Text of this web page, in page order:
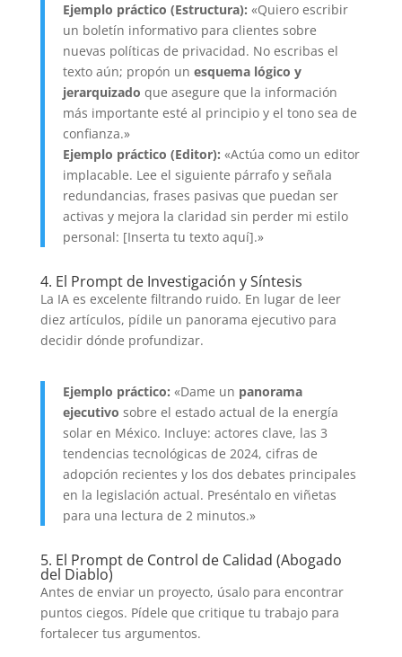
Ejemplo práctico (Estructura): «Quiero escribir
un boletín informativo para clientes sobre
nuevas políticas de privacidad. No escribas el
texto aún; propón un esquema lógico y
jerarquizado que asegure que la información
más importante esté al principio y el tono sea de
confianza.»
Ejemplo práctico (Editor): «Actúa como un editor
implacable. Lee el siguiente párrafo y señala
redundancias, frases pasivas que puedan ser
activas y mejora la claridad sin perder mi estilo
personal: [Inserta tu texto aquí].»
4. El Prompt de Investigación y Síntesis
La IA es excelente filtrando ruido. En lugar de leer
diez artículos, pídile un panorama ejecutivo para
decidir dónde profundizar.
Ejemplo práctico: «Dame un panorama
ejecutivo sobre el estado actual de la energía
solar en México. Incluye: actores clave, las 3
tendencias tecnológicas de 2024, cifras de
adopción recientes y los dos debates principales
en la legislación actual. Preséntalo en viñetas
para una lectura de 2 minutos.»
5. El Prompt de Control de Calidad (Abogado
del Diablo)
Antes de enviar un proyecto, úsalo para encontrar
puntos ciegos. Pídele que critique tu trabajo para
fortalecer tus argumentos.